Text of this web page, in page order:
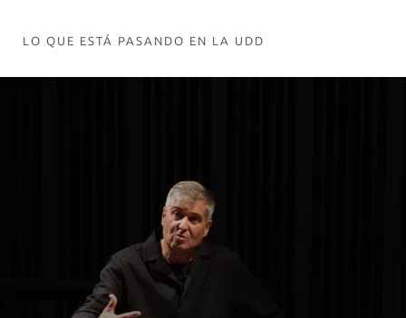
LO QUE ESTÁ PASANDO EN LA UDD